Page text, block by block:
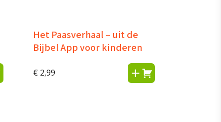
Het Paasverhaal – uit de
Bijbel App voor kinderen
€ 2,99